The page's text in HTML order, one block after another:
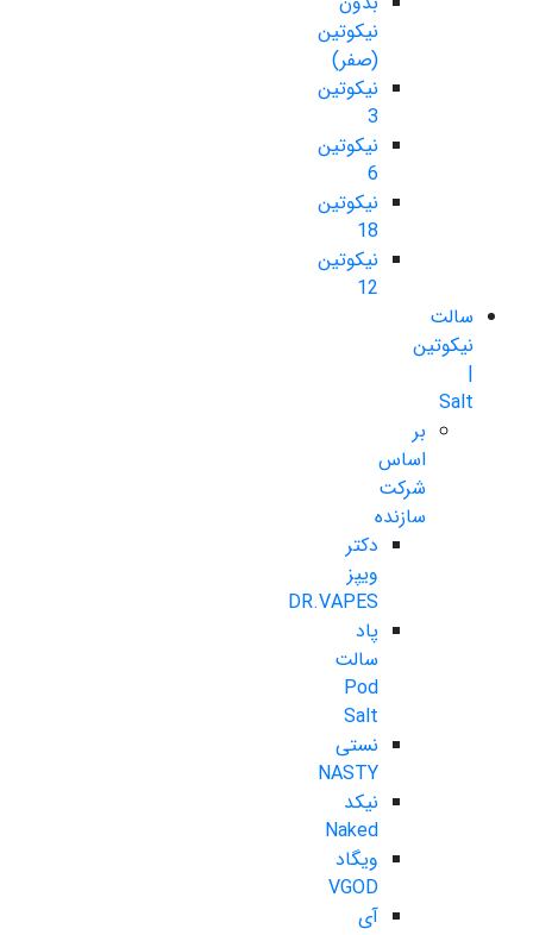
نیکوتین
(صفر)
نیکوتین
3
نیکوتین
6
نیکوتین
18
نیکوتین
12
سالت
نیکوتین
|
Salt
بر
اساس
شرکت
سازنده
دکتر
ویپز
DR.VAPES
پاد
سالت
Pod
Salt
نستی
NASTY
نیکد
Naked
ویگاد
VGOD
آی